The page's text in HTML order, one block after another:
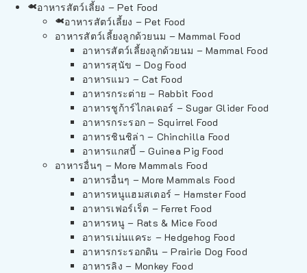
อาหารสัตว์เลี้ยง – Pet Food
อาหารสัตว์เลี้ยง – Pet Food
อาหารสัตว์เลี้ยงลูกด้วยนม – Mammal Food
อาหารสัตว์เลี้ยงลูกด้วยนม – Mammal Food
อาหารสุนัข – Dog Food
อาหารแมว – Cat Food
อาหารกระต่าย – Rabbit Food
อาหารชูก้าร์ไกลเดอร์ – Sugar Glider Food
อาหารกระรอก – Squirrel Food
อาหารชินชิล่า – Chinchilla Food
อาหารแกสบี้ – Guinea Pig Food
อาหารอื่นๆ – More Mammals Food
อาหารอื่นๆ – More Mammals Food
อาหารหนูแฮมสเตอร์ – Hamster Food
อาหารเฟอร์เร็ต – Ferret Food
อาหารหนู – Rats & Mice Food
อาหารเม่นแคระ – Hedgehog Food
อาหารกระรอกดิน – Prairie Dog Food
อาหารลิง – Monkey Food